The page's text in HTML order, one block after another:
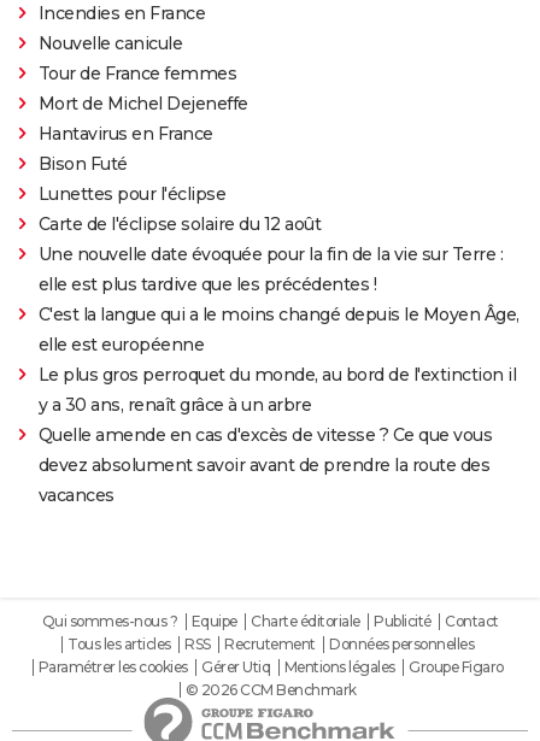
Incendies en France
Nouvelle canicule
Tour de France femmes
Mort de Michel Dejeneffe
Hantavirus en France
Bison Futé
Lunettes pour l'éclipse
Carte de l'éclipse solaire du 12 août
Une nouvelle date évoquée pour la fin de la vie sur Terre :
elle est plus tardive que les précédentes !
C'est la langue qui a le moins changé depuis le Moyen Âge,
elle est européenne
Le plus gros perroquet du monde, au bord de l'extinction il
y a 30 ans, renaît grâce à un arbre
Quelle amende en cas d'excès de vitesse ? Ce que vous
devez absolument savoir avant de prendre la route des
vacances
Qui sommes-nous ? Equipe Charte éditoriale Publicité
Contact
Tous les articles
RSS Recrutement
Données personnelles
Paramétrer les cookies
Gérer Utiq Mentions légales
Groupe Figaro
© 2026 CCM Benchmark